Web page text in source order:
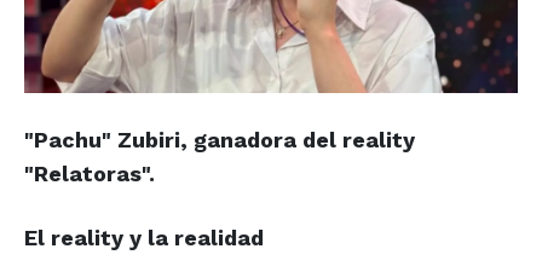
"Pachu" Zubiri, ganadora del reality
"Relatoras".
El reality y la realidad